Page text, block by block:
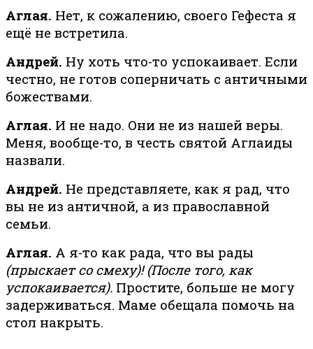
Аглая. Нет, к сожалению, своего Гефеста я
ещё не встретила.
Андрей. Ну хоть что-то успокаивает. Если
честно, не готов соперничать с античными
божествами.
Аглая. И не надо. Они не из нашей веры.
Меня, вообще-то, в честь святой Аглаиды
назвали.
Андрей. Не представляете, как я рад, что
вы не из античной, а из православной
семьи.
Аглая. А я-то как рада, что вы рады
(прыскает со смеху)! (После того, как
успокаивается). Простите, больше не могу
задерживаться. Маме обещала помочь на
стол накрыть.